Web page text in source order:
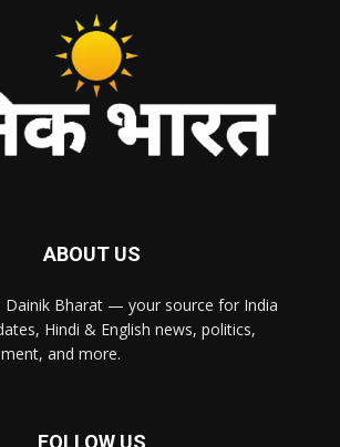
ABOUT US
Dainik Bharat — your source for India
Hindi & English news, politics,
and more.
FOLLOW US